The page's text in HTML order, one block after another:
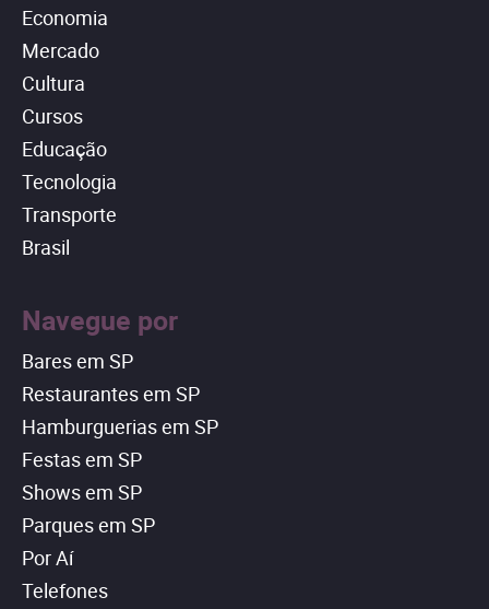
Economia
Mercado
Cultura
Cursos
Educação
Tecnologia
Transporte
Brasil
Navegue por
Bares em SP
Restaurantes em SP
Hamburguerias em SP
Festas em SP
Shows em SP
Parques em SP
Por Aí
Telefones